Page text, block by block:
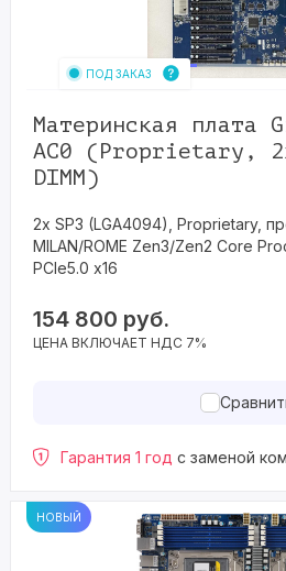
ПОД ЗАКАЗ
Материнская плата
AC0 (Proprietary,
DIMM)
2x SP3 (LGA4094), Proprietary,
MILAN/ROME Zen3/Zen2 Core
PCIe5.0 x16
154 800 руб.
ЦЕНА ВКЛЮЧАЕТ НДС 7%
Гарантия 1 год с заменой
НОВЫЙ